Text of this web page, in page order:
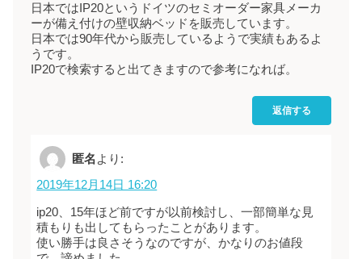
日本ではIP20というドイツのセミオーダー家具メーカ
ーが備え付けの壁収納ベッドを販売しています。
日本では90年代から販売しているようで実績もあるよ
うです。
IP20で検索すると出てきますので参考になれば。
返信する
匿名より:
2019年12月14日 16:20
ip20、15年ほど前ですが以前検討し、一部簡単な見
積もりも出してもらったことがあります。
使い勝手は良さそうなのですが、かなりのお値段